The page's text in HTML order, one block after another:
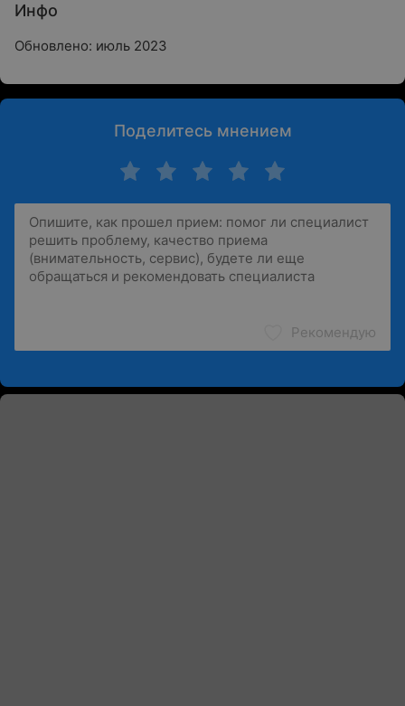
Инфо
Обновлено: июль 2023
Поделитесь мнением
Рекомендую